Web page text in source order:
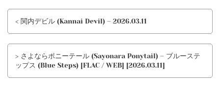
< 関内デビル (Kannai Devil) – 2026.03.11
> さよならポニーテール (Sayonara Ponytail) – ブルーステ
ップス (Blue Steps) [FLAC / WEB] [2026.03.11]